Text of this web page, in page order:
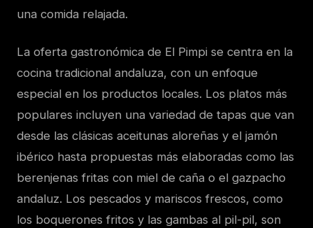
una comida relajada.
La oferta gastronómica de El Pimpi se centra en la
cocina tradicional andaluza, con un enfoque
especial en los productos locales. Los platos más
populares incluyen una variedad de tapas que van
desde las clásicas aceitunas aloreñas y el jamón
ibérico hasta propuestas más elaboradas como las
berenjenas fritas con miel de caña o el gazpacho
andaluz. Los pescados y mariscos frescos, como
los boquerones fritos y las gambas al pil-pil, son